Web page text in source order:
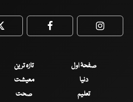
Twitter Facebook
صفحۂ اول تازہ ترین
دنیا
معیشت
تعلیم
صحت